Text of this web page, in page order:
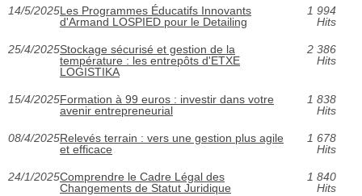
14/5/2025Les Programmes Éducatifs Innovants
d'Armand LOSPIED pour le Detailing
1 994
Hits
25/4/2025Stockage sécurisé et gestion de la
température : les entrepôts d'ETXE
LOGISTIKA
2 386
Hits
15/4/2025Formation à 99 euros : investir dans votre
avenir entrepreneurial
1 838
Hits
08/4/2025Relevés terrain : vers une gestion plus agile
et efficace
1 678
Hits
24/1/2025Comprendre le Cadre Légal des
Changements de Statut Juridique
1 840
Hits